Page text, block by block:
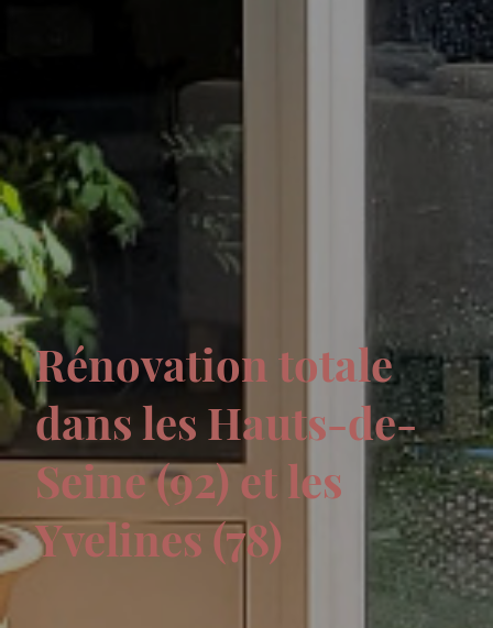
Rénovation totale
dans les Hauts-de-
Seine (92) et les
Yvelines (78)